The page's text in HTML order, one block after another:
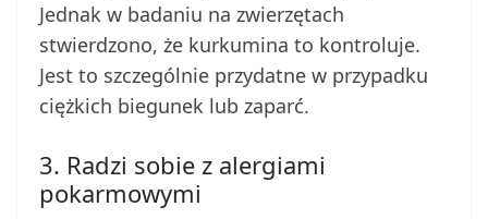
Jednak w badaniu na zwierzętach
stwierdzono, że kurkumina to kontroluje.
Jest to szczególnie przydatne w przypadku
ciężkich biegunek lub zaparć.
3. Radzi sobie z alergiami
pokarmowymi